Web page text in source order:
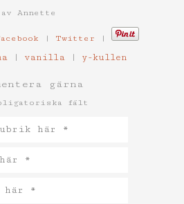
av Annette
| Twitter |
| vanilla| y-kullen
gärna
fält